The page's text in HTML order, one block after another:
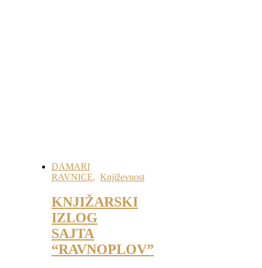
DAMARI
RAVNICE, Književnost
KNJIŽARSKI
IZLOG
SAJTA
“RAVNOPLOV”